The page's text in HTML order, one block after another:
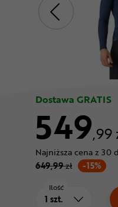
Superoferta
Dostawa GRATIS
549,99
-15%
Najniższa cena z 30
649,99zł
Ilość